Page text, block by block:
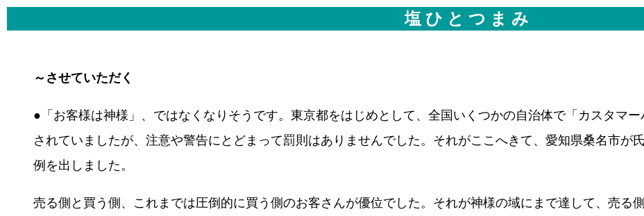
塩 ひ と つ ま み
～させていただく
●「お客様は神様」、ではなくなりそうです。東京都をはじめとして、全国いくつかの自治体で「カスタマ
されていましたが、注意や警告にとどまって罰則はありませんでした。それがここへきて、愛知県桑名市が
例を出しました。
売る側と買う側、これまでは圧倒的に買う側のお客さんが優位でした。それが神様の域にまで達して、売る